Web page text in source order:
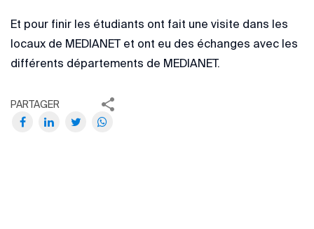
Et pour finir les étudiants ont fait une visite dans les
locaux de MEDIANET et ont eu des échanges avec les
différents départements de MEDIANET.
PARTAGER